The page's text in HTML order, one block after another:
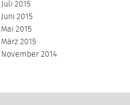
Juli 2015
Juni 2015
Mai 2015
März 2015
November 2014